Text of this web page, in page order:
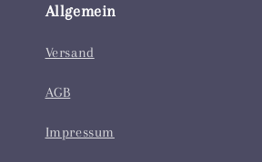
Allgemein
Versand
AGB
Impressum